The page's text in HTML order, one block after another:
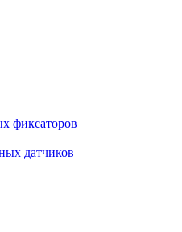
фиксаторов
датчиков